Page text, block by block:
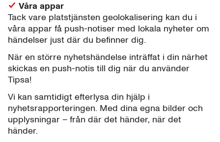
Våra appar
Tack vare platstjänsten geolokalisering kan du i
våra appar få push-notiser med lokala nyheter om
händelser just där du befinner dig.
När en större nyhetshändelse inträffat i din närhet
skickas en push-notis till dig när du använder
Tipsa!
Vi kan samtidigt efterlysa din hjälp i
nyhetsrapporteringen. Med dina egna bilder och
upplysningar – från där det händer, när det
händer.